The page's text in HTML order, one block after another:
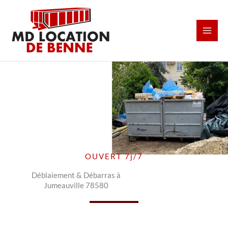
contenu
OUVERT 7j/7
Déblaiement & Débarras à
Jumeauville 78580